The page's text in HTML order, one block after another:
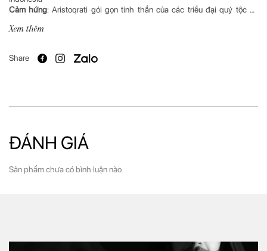
Cảm hứng: Aristoqrati gói gọn tinh thần của các triều đại quý tộc và
khơi gợi mối liên kết đặc biệt giữa nghệ thuật sáng tạo và bản sắc uy
nghiêm, quý phái. Nét tương phản đầy thu hút này như được thăng hoa
amber nồng nàn giúp nâng đỡ trọn vẹn những phong vị tinh tuý nhất,
Xem thêm
Share
ĐÁNH GIÁ
Sản phẩm chưa có bình luận nào